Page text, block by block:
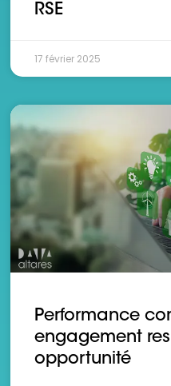
RSE
17 février 2025
Performance
engagement
opportunité